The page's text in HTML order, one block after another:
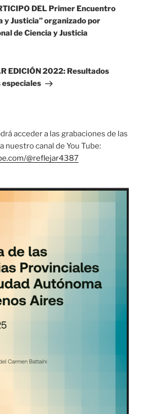
DEL Primer Encuentro
y Justicia” organizado por
de Ciencia y Justicia
EDICIÓN 2022: Resultados
especiales
acceder a las grabaciones de las
nuestro canal de You Tube:
@reflejar4387